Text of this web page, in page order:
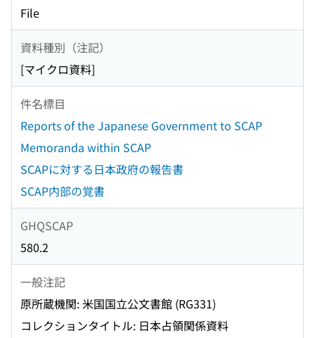
File
資料種別（注記）
[マイクロ資料]
件名標目
Reports of the Japanese Government to SCAP
Memoranda within SCAP
SCAPに対する日本政府の報告書
SCAP内部の覚書
GHQSCAP
580.2
一般注記
原所蔵機関: 米国国立公文書館 (RG331)
コレクションタイトル: 日本占領関係資料